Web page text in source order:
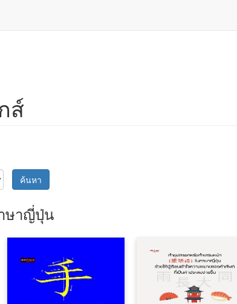
ส์
ค้นหา
ษาญี่ปุ่น